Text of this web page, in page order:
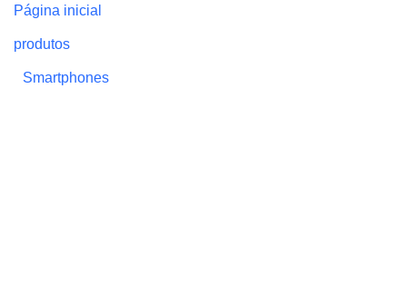
Página inicial
produtos
Smartphones